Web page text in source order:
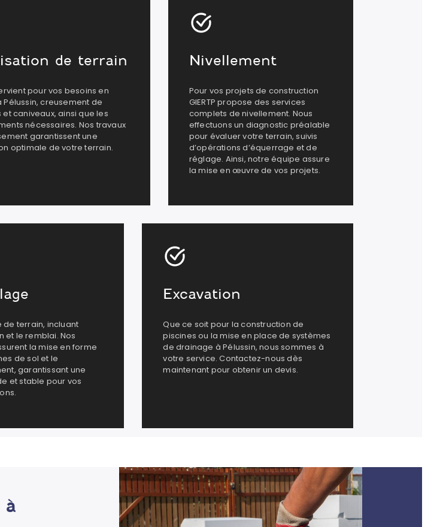
de terrain
pour vos besoins en
creusement de
caniveaux, ainsi que les
nécessaires. Nos travaux
garantissent une
optimale de votre terrain.
Nivellement
Pour vos projets de construction
GIERTP propose des services
complets de nivellement. Nous
effectuons un diagnostic préalable
pour évaluer votre terrain, suivis
d’opérations d’équerrage et de
réglage. Ainsi, notre équipe assure
la mise en œuvre de vos projets.
de terrain, incluant
et le remblai. Nos
la mise en forme
de sol et le
garantissant une
et stable pour vos
Excavation
Que ce soit pour la construction de
piscines ou la mise en place de systèmes
de drainage à Pélussin, nous sommes à
votre service. Contactez-nous dès
maintenant pour obtenir un devis.